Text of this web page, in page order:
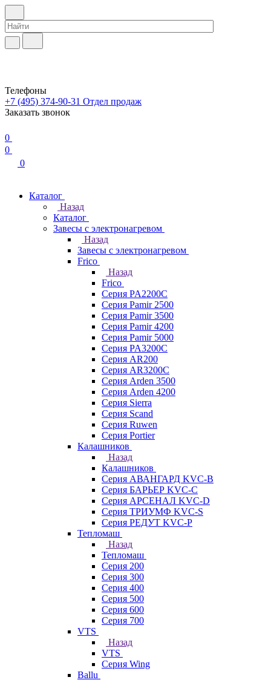
Телефоны
+7 (495) 374-90-31 Отдел продаж
Заказать звонок
0
0
0
Каталог
Назад
Каталог
Завесы с электронагревом
Назад
Завесы с электронагревом
Frico
Назад
Frico
Серия PA2200C
Серия Pamir 2500
Серия Pamir 3500
Серия Pamir 4200
Серия Pamir 5000
Серия PA3200C
Серия AR200
Серия AR3200C
Серия Arden 3500
Серия Arden 4200
Серия Sierra
Серия Scand
Серия Ruwen
Серия Portier
Калашников
Назад
Калашников
Серия АВАНГАРД KVC-B
Серия БАРЬЕР KVC-C
Серия АРСЕНАЛ KVC-D
Серия ТРИУМФ KVC-S
Серия РЕДУТ KVC-P
Тепломаш
Назад
Тепломаш
Серия 200
Серия 300
Серия 400
Серия 500
Серия 600
Серия 700
VTS
Назад
VTS
Серия Wing
Ballu